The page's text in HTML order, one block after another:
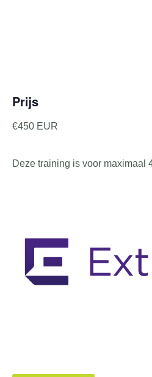
Prijs
€450 EUR
Deze training is voor maximaal